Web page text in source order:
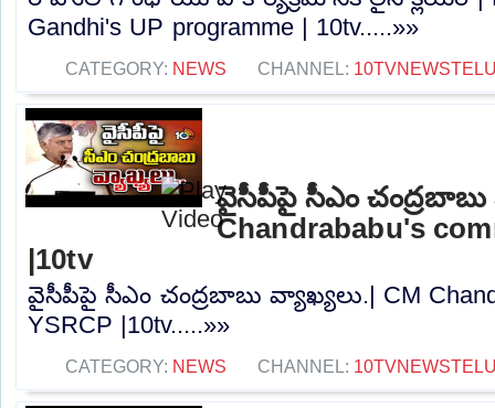
Gandhi's UP programme | 10tv.....»»
CATEGORY: NEWS CHANNEL:
వైసీపీపై సీఎం చంద్రబాబు
Chandrababu's
|10tv
వైసీపీపై సీఎం చంద్రబాబు వ్యాఖ్యలు.| CM
YSRCP |10tv.....»»
CATEGORY: NEWS CHANNEL: